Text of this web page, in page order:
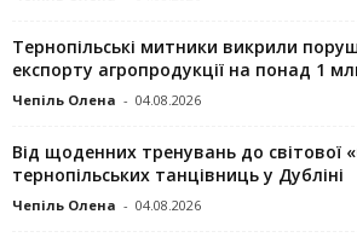
Тернопільські митники викрили
експорту агропродукції на понад 1
Чепіль Олена - 04.08.2026
Від щоденних тренувань до світової
тернопільських танцівниць у Дубліні
Чепіль Олена - 04.08.2026